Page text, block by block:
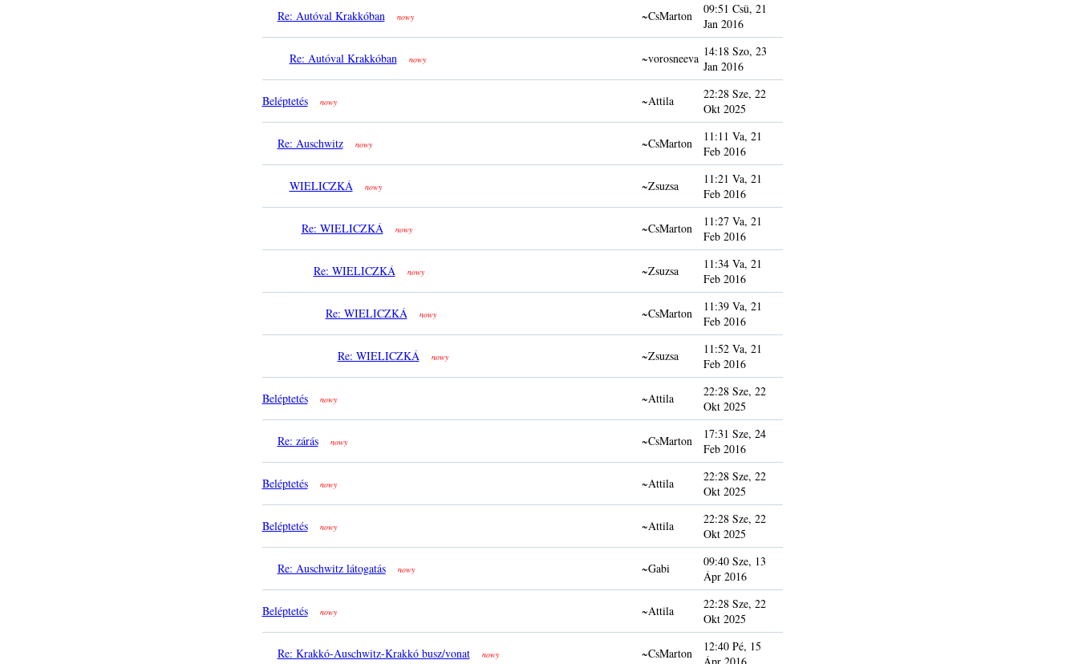
Re: Autóval Krakkóban nowy ~CsMarton
09:51 Csü, 21
Jan 2016
Re: Autóval Krakkóban nowy ~vorosneeva 14:18 Szo, 23
Jan 2016
Beléptetés nowy ~Attila
22:28 Sze, 22
Okt 2025
Re: Auschwitz nowy ~CsMarton
11:11 Va, 21
Feb 2016
WIELICZKÁ nowy ~Zsuzsa
11:21 Va, 21
Feb 2016
Re: WIELICZKÁ nowy ~CsMarton
11:27 Va, 21
Feb 2016
Re: WIELICZKÁ nowy ~Zsuzsa
11:34 Va, 21
Feb 2016
Re: WIELICZKÁ nowy ~CsMarton
11:39 Va, 21
Feb 2016
Re: WIELICZKÁ nowy ~Zsuzsa
11:52 Va, 21
Feb 2016
Beléptetés nowy ~Attila
22:28 Sze, 22
Okt 2025
Re: zárás nowy ~CsMarton
17:31 Sze, 24
Feb 2016
Beléptetés nowy ~Attila
22:28 Sze, 22
Okt 2025
Beléptetés nowy ~Attila
22:28 Sze, 22
Okt 2025
Re: Auschwitz látogatás nowy ~Gabi
09:40 Sze, 13
Ápr 2016
Beléptetés nowy ~Attila
22:28 Sze, 22
Okt 2025
Re: Krakkó-Auschwitz-Krakkó busz/vonat nowy ~CsMarton
12:40 Pé, 15